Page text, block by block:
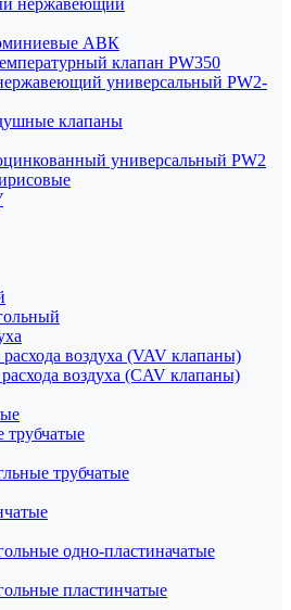
нержавеющий
АВК
клапан PW350
универсальный PW2-
клапаны
универсальный PW2
воздуха (VAV клапаны)
воздуха (CAV клапаны)
трубчатые
одно-пластиначатые
пластинчатые